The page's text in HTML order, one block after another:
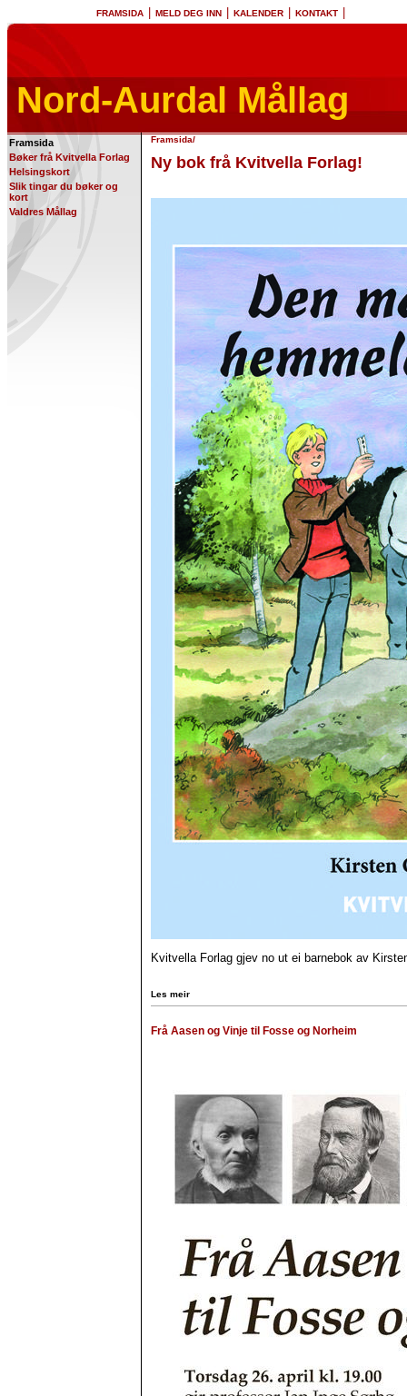
FRAMSIDA MELD DEG INN KALENDER KONTAKT
Nord-Aurdal Mållag
Framsida
Bøker frå Kvitvella Forlag
Helsingskort
Slik tingar du bøker og
kort
Valdres Mållag
Framsida/
Ny bok frå Kvitvella Forlag!
Kvitvella Forlag gjev no ut ei barnebok av
Les meir
Frå Aasen og Vinje til Fosse og Norheim